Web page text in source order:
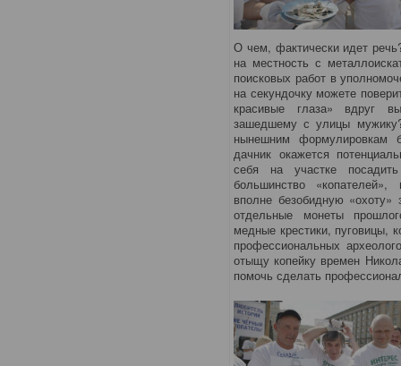
О чем, фактически идет
на местность с
поисковых работ в
на секундочку можете
красивые глаза» вдруг
зашедшему с улицы
нынешним формулировкам
дачник окажется
себя на участке
большинство
вполне безобидную
отдельные монеты
медные крестики, пуговицы,
профессиональных
отыщу копейку времен
помочь сделать